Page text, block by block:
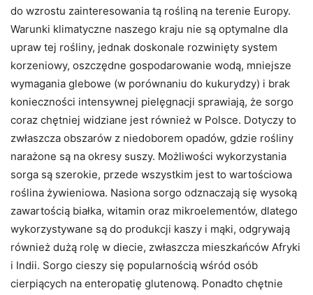
do wzrostu zainteresowania tą rośliną na terenie Europy.
Warunki klimatyczne naszego kraju nie są optymalne dla
upraw tej rośliny, jednak doskonale rozwinięty system
korzeniowy, oszczędne gospodarowanie wodą, mniejsze
wymagania glebowe (w porównaniu do kukurydzy) i brak
konieczności intensywnej pielęgnacji sprawiają, że sorgo
coraz chętniej widziane jest również w Polsce. Dotyczy to
zwłaszcza obszarów z niedoborem opadów, gdzie rośliny
narażone są na okresy suszy. Możliwości wykorzystania
sorga są szerokie, przede wszystkim jest to wartościowa
roślina żywieniowa. Nasiona sorgo odznaczają się wysoką
zawartością białka, witamin oraz mikroelementów, dlatego
wykorzystywane są do produkcji kaszy i mąki, odgrywają
również dużą rolę w diecie, zwłaszcza mieszkańców Afryki
i Indii. Sorgo cieszy się popularnością wśród osób
cierpiących na enteropatię glutenową. Ponadto chętnie